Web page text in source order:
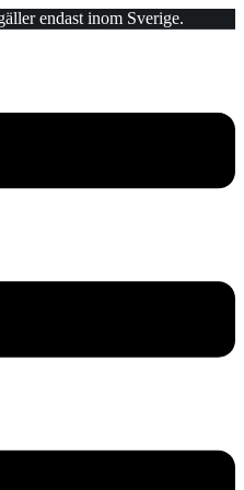
endast inom Sverige.